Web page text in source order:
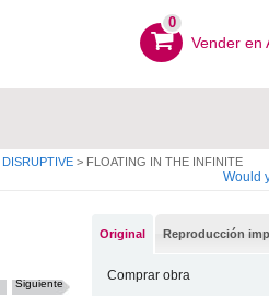
0
Vender en
DISRUPTIVE > FLOATING IN THE INFINITE
Would
Siguiente
Original Reproducción
Comprar obra